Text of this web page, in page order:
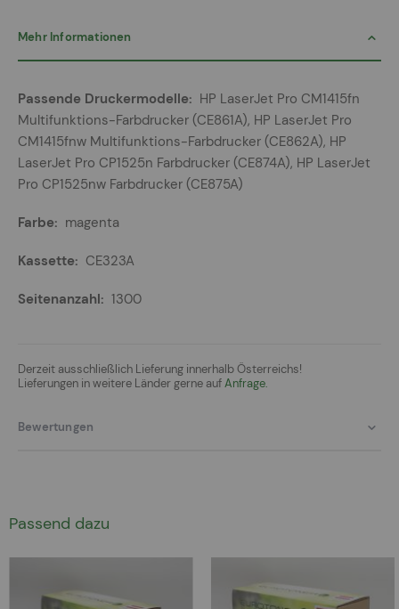
Mehr Informationen
Mehr
Informationen
HP LaserJet Pro CM1415fn
Multifunktions-Farbdrucker (CE861A), HP LaserJet Pro
CM1415fnw Multifunktions-Farbdrucker (CE862A), HP
LaserJet Pro CP1525n Farbdrucker (CE874A), HP LaserJet
Pro CP1525nw Farbdrucker (CE875A)
magenta
CE323A
1300
Derzeit ausschließlich Lieferung innerhalb Österreichs!
Lieferungen in weitere Länder gerne aufAnfrage.
Bewertungen